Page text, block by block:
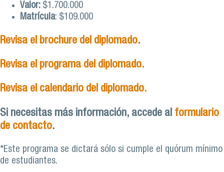
Valor: $1.700.000
Matrícula: $109.000
Revisa el brochure del diplomado.
Revisa el programa del diplomado.
Revisa el calendario del diplomado.
Si necesitas más información, accede al formulario
de contacto.
*Este programa se dictará sólo si cumple el quórum mínimo
de estudiantes.